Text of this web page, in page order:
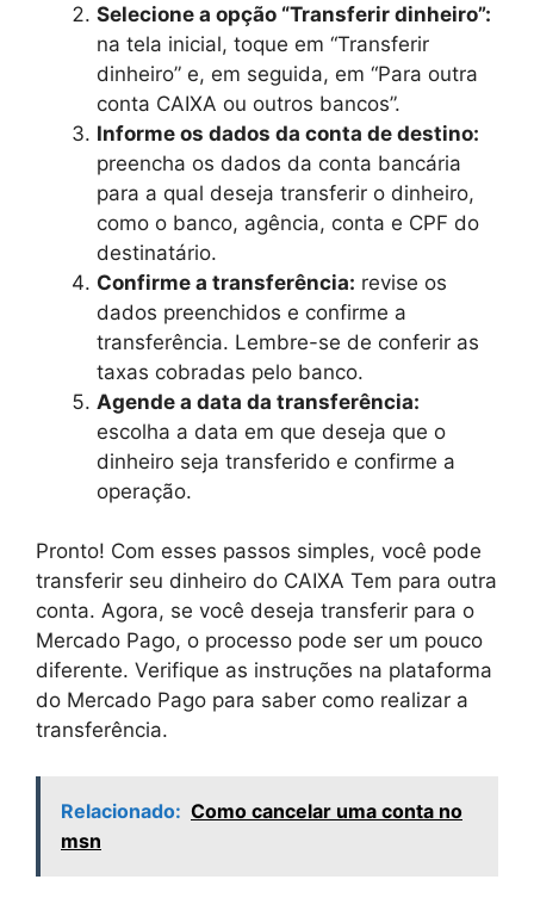
Selecione a opção “Transferir dinheiro”:
na tela inicial, toque em “Transferir
dinheiro” e, em seguida, em “Para outra
conta CAIXA ou outros bancos”.
Informe os dados da conta de destino:
preencha os dados da conta bancária
para a qual deseja transferir o dinheiro,
como o banco, agência, conta e CPF do
destinatário.
Confirme a transferência: revise os
dados preenchidos e confirme a
transferência. Lembre-se de conferir as
taxas cobradas pelo banco.
Agende a data da transferência:
escolha a data em que deseja que o
dinheiro seja transferido e confirme a
operação.
Pronto! Com esses passos simples, você pode
transferir seu dinheiro do CAIXA Tem para outra
conta. Agora, se você deseja transferir para o
Mercado Pago, o processo pode ser um pouco
diferente. Verifique as instruções na plataforma
do Mercado Pago para saber como realizar a
transferência.
Relacionado: Como cancelar uma conta no
msn